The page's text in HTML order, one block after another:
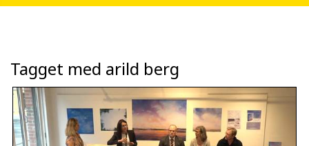
Tagget med arild berg